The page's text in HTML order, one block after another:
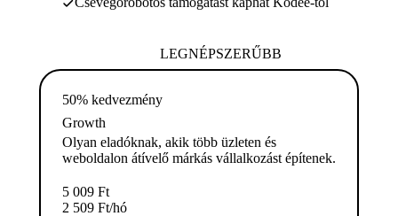
LEGNÉPSZERŰBB
50% kedvezmény
Growth
Olyan eladóknak, akik több üzleten és
weboldalon átívelő márkás vállalkozást építenek.
5 009 Ft
2 509 Ft/hó